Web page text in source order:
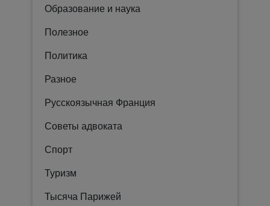
Образование и наука
Полезное
Политика
Разное
Русскоязычная Франция
Советы адвоката
Спорт
Туризм
Тысяча Парижей